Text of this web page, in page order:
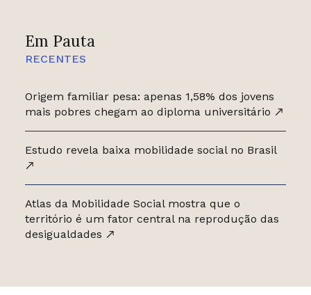
Em Pauta
RECENTES
Origem familiar pesa: apenas 1,58% dos jovens
mais pobres chegam ao diploma universitário
Estudo revela baixa mobilidade social no Brasil
Atlas da Mobilidade Social mostra que o
território é um fator central na reprodução das
desigualdades